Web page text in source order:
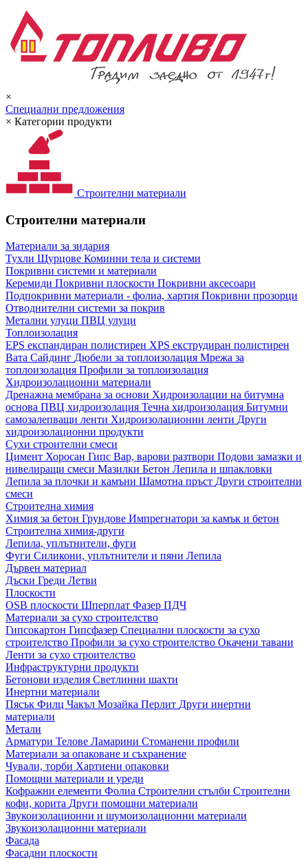
×
Специални предложения
× Категории продукти
Строителни материали
Строителни материали
Материали за зидария
Тухли Щурцове Коминни тела и системи
Покривни системи и материали
Керемиди Покривни плоскости Покривни аксесоари
Подпокривни материали - фолиа, хартия Покривни прозорци
Отводнителни системи за покрив
Метални улуци ПВЦ улуци
Топлоизолация
EPS експандиран полистирен XPS екструдиран полистирен
Вата Сайдинг Дюбели за топлоизолация Мрежа за
топлоизолация Профили за топлоизолация
Хидроизолационни материали
Дренажна мембрана за основи Хидроизолации на битумна
основа ПВЦ хидроизолация Течна хидроизолация Битумни
самозалепващи ленти Хидроизолационни ленти Други
хидроизолационни продукти
Сухи строителни смеси
Цимент Хоросан Гипс Вар, варови разтвори Подови замазки и
нивелиращи смеси Мазилки Бетон Лепила и шпакловки
Лепила за плочки и камъни Шамотна пръст Други строителни
смеси
Строителна химия
Химия за бетон Грундове Импрегнатори за камък и бетон
Строителна химия-други
Лепила, уплътнители, фуги
Фуги Силикони, уплътнители и пяни Лепила
Дървен материал
Дъски Греди Летви
Плоскости
OSB плоскости Шперплат Фазер ПДЧ
Материали за сухо строителство
Гипсокартон Гипсфазер Специални плоскости за сухо
строителство Профили за сухо строителство Окачени тавани
Ленти за сухо строителство
Инфраструктурни продукти
Бетонови изделия Светлинни шахти
Инертни материали
Пясък Филц Чакъл Мозайкa Перлит Други инертни
материали
Метали
Арматури Телове Ламарини Стоманени профили
Материали за опаковане и съхранение
Чували, торби Хартиени опаковки
Помощни материали и уреди
Кофражни елементи Фолиа Строителни стълби Строителни
кофи, корита Други помощни материали
Звукоизолационни и шумоизолационни материали
Звукоизолационни материали
Фасада
Фасадни плоскости